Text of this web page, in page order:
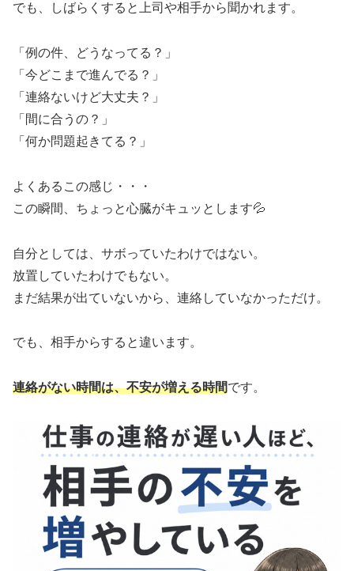
でも、しばらくすると上司や相手から聞かれます。
「例の件、どうなってる？」
「今どこまで進んでる？」
「連絡ないけど大丈夫？」
「間に合うの？」
「何か問題起きてる？」
よくあるこの感じ・・・
この瞬間、ちょっと心臓がキュッとします💦
自分としては、サボっていたわけではない。
放置していたわけでもない。
まだ結果が出ていないから、連絡していなかっただけ。
でも、相手からすると違います。
連絡がない時間は、不安が増える時間です。